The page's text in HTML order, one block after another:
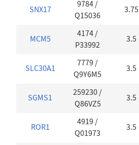
SNX17
9784 /
Q15036
3.75
MCM5
4174 /
P33992
3.5
SLC30A1
7779 /
Q9Y6M5
3.5
SGMS1
259230 /
Q86VZ5
3.5
ROR1
4919 /
Q01973
3.5